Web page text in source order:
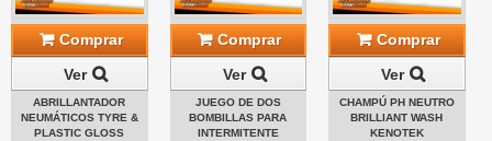
Comprar
Ver
ABRILLANTADOR
NEUMÁTICOS TYRE &
PLASTIC GLOSS
Comprar
Ver
JUEGO DE DOS
BOMBILLAS PARA
INTERMITENTE
Comprar
Ver
CHAMPÚ PH NEUTRO
BRILLIANT WASH
KENOTEK